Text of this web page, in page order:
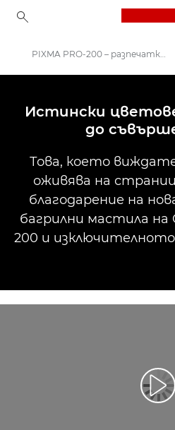
Принтери на Canon
Canon PIXMA PRO-200
PIXMA PRO-200 – разпечатки на снимки в ярки цветове
Истински
до
Това, което
оживява на
благодарение на
багрилни мастила на
200 и